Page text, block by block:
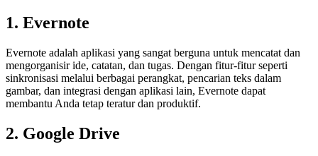
1. Evernote
Evernote adalah aplikasi yang sangat berguna untuk mencatat dan
mengorganisir ide, catatan, dan tugas. Dengan fitur-fitur seperti
sinkronisasi melalui berbagai perangkat, pencarian teks dalam
gambar, dan integrasi dengan aplikasi lain, Evernote dapat
membantu Anda tetap teratur dan produktif.
2. Google Drive